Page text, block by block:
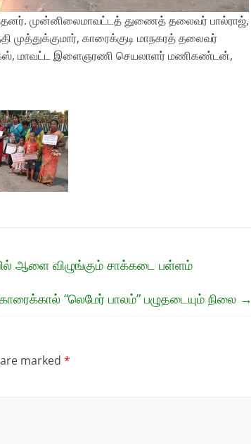
முன்னிலைமாவட்டத் துணைத் தலைவர் பால்ராஜ்,
காரைக்குடி மாநகரத் தலைவர்
மாவட்ட இளைஞரணி செயலாளர் மணிகண்டன்,
ஆளை விழுங்கும் சாக்கடை பள்ளம்
“லெமேர் பாலம்” பழுதடையும் நிலை →
marked *